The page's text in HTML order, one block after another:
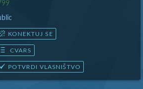
KONEKTUJ SE
CVARS
POTVRDI VLASNIŠTVO